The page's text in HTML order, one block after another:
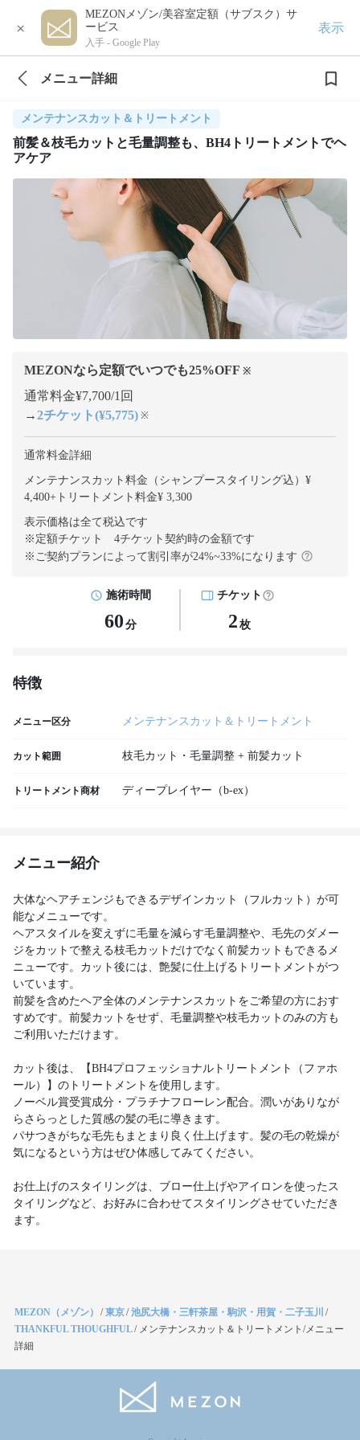
×
MEZONメゾン/美容室定額（サブスク）サ
ービス
入手 - Google Play
表示
メニュー詳細
メンテナンスカット＆トリートメント
前髪＆枝毛カットと毛量調整も、BH4トリートメントでヘ
アケア
MEZONなら定額でいつでも25%OFF ※
通常料金¥7,700/1回
→2チケット(¥5,775) ※
通常料金詳細
メンテナンスカット料金（シャンプースタイリング込）¥
4,400+ トリートメント料金¥ 3,300
表示価格は全て税込です
※定額チケット 4チケット契約時の金額です
※ご契約プランによって割引率が24%~33%になります
施術時間
60 分
チケット
2 枚
特徴
メニュー区分 メンテナンスカット＆トリートメント
カット範囲 枝毛カット・毛量調整 + 前髪カット
トリートメント商材 ディープレイヤー（b-ex）
メニュー紹介
大体なヘアチェンジもできるデザインカット（フルカット）が可
能なメニューです。
ヘアスタイルを変えずに毛量を減らす毛量調整や、毛先のダメー
ジをカットで整える枝毛カットだけでなく前髪カットもできるメ
ニューです。カット後には、艶髪に仕上げるトリートメントがつ
いています。
前髪を含めたヘア全体のメンテナンスカットをご希望の方におす
すめです。前髪カットをせず、毛量調整や枝毛カットのみの方も
ご利用いただけます。
カット後は、【BH4プロフェッショナルトリートメント（ファホ
ール）】のトリートメントを使用します。
ノーベル賞受賞成分・プラチナフローレン配合。潤いがありなが
らさらっとした質感の髪の毛に導きます。
パサつきがちな毛先もまとまり良く仕上げます。髪の毛の乾燥が
気になるという方はぜひ体感してみてください。
お仕上げのスタイリングは、ブロー仕上げやアイロンを使ったス
タイリングなど、お好みに合わせてスタイリングさせていただき
ます。
MEZON（メゾン） /東京/池尻大橋・三軒茶屋・駒沢・用賀・二子玉川 /
THANKFUL THOUGHFUL/ メンテナンスカット＆トリートメント/メニュー
詳細